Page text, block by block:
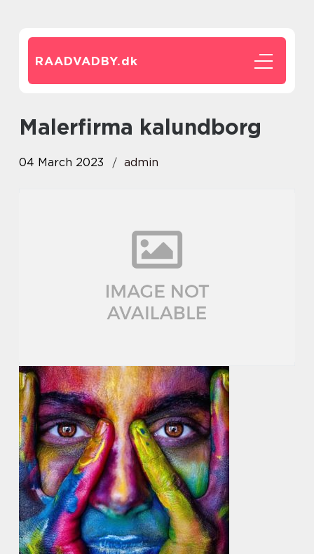
RAADVADBY.dk
malerfirma kalundborg
04 March 2023 admin